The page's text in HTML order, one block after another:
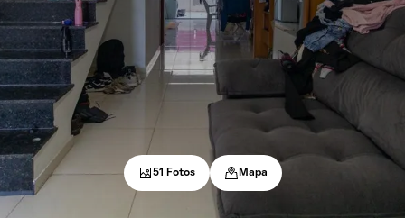
51 Fotos Mapa